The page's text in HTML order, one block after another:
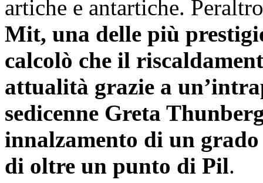
artiche e antartiche.
Mit, una delle più
calcolò che il
attualità grazie a
sedicenne Greta
innalzamento di un
di oltre un punto di Pil.